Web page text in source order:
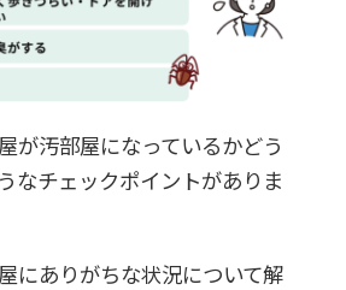
い
汚部屋の危険性
害がある
が汚部屋になっているかどう
なチェックポイントがありま
にありがちな状況について解